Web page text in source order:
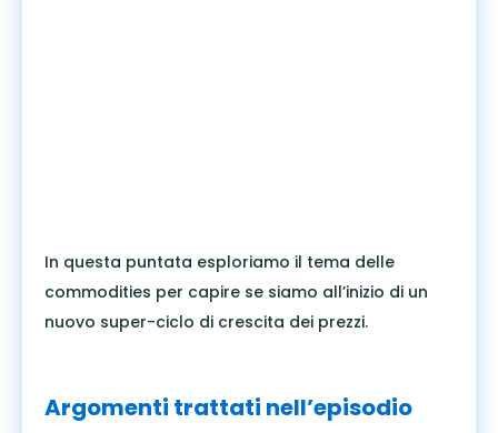
In questa puntata esploriamo il tema delle
commodities per capire se siamo all’inizio di un
nuovo super-ciclo di crescita dei prezzi.
Argomenti trattati nell’episodio